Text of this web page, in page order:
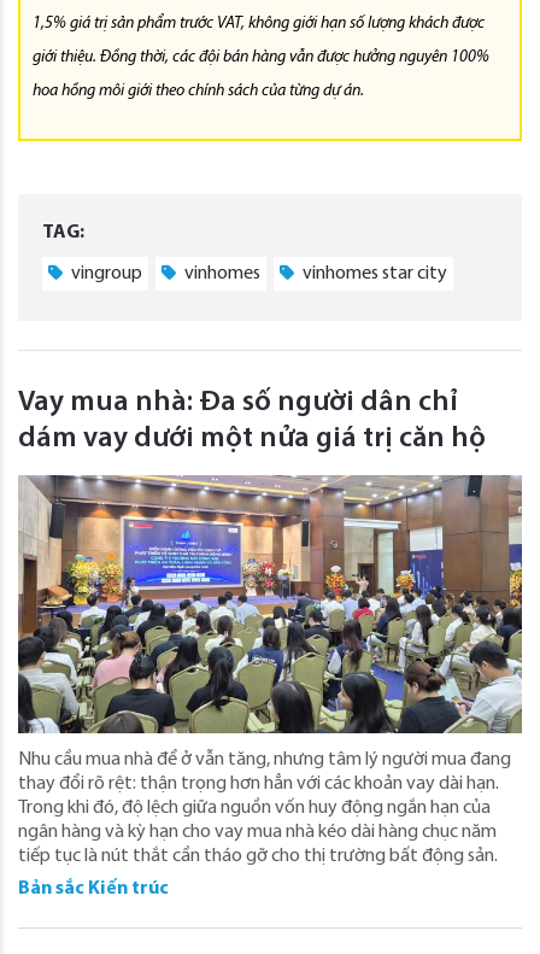
1,5% giá trị sản phẩm trước VAT, không giới hạn số lượng khách được
giới thiệu. Đồng thời, các đội bán hàng vẫn được hưởng nguyên 100%
hoa hồng môi giới theo chính sách của từng dự án.
TAG:
vingroup vinhomes vinhomes star city
Vay mua nhà: Đa số người dân chỉ
dám vay dưới một nửa giá trị căn hộ
Nhu cầu mua nhà để ở vẫn tăng, nhưng tâm lý người mua đang
thay đổi rõ rệt: thận trọng hơn hẳn với các khoản vay dài hạn.
Trong khi đó, độ lệch giữa nguồn vốn huy động ngắn hạn của
ngân hàng và kỳ hạn cho vay mua nhà kéo dài hàng chục năm
tiếp tục là nút thắt cần tháo gỡ cho thị trường bất động sản.
Bản sắc Kiến trúc